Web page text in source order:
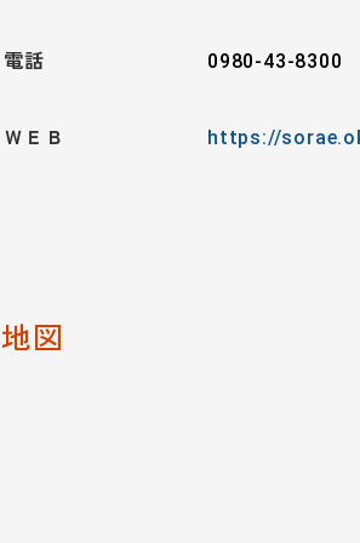
電話 0980-43-8300
ＷＥＢ https://
地図